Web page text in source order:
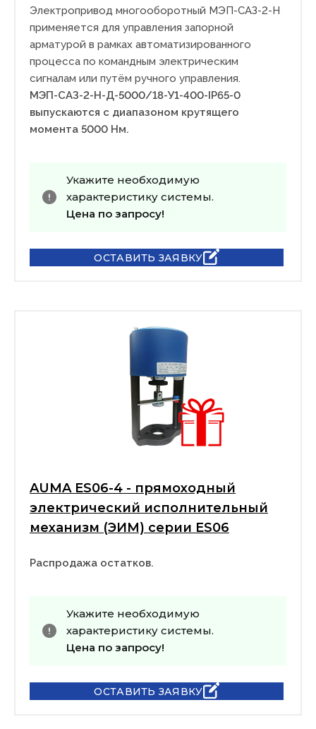
Электропривод многооборотный МЭП-САЗ-2-Н
применяется для управления запорной
арматурой в рамках автоматизированного
процесса по командным электрическим
сигналам или путём ручного управления.
МЭП-САЗ-2-Н-Д-5000/18-У1-400-IP65-0
выпускаются с диапазоном крутящего
момента 5000 Нм.
Укажите необходимую
характеристику системы.
Цена по запросу!
ОСТАВИТЬ ЗАЯВКУ
AUMA ES06-4 - прямоходный
электрический исполнительный
механизм (ЭИМ) серии ES06
Распродажа остатков.
Укажите необходимую
характеристику системы.
Цена по запросу!
ОСТАВИТЬ ЗАЯВКУ